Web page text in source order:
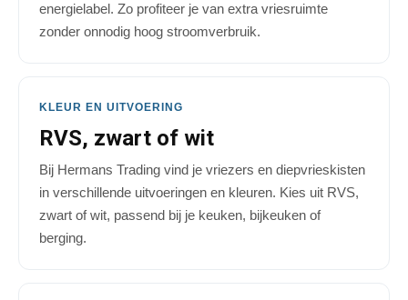
energielabel. Zo profiteer je van extra vriesruimte
zonder onnodig hoog stroomverbruik.
KLEUR EN UITVOERING
RVS, zwart of wit
Bij Hermans Trading vind je vriezers en diepvrieskisten
in verschillende uitvoeringen en kleuren. Kies uit RVS,
zwart of wit, passend bij je keuken, bijkeuken of
berging.